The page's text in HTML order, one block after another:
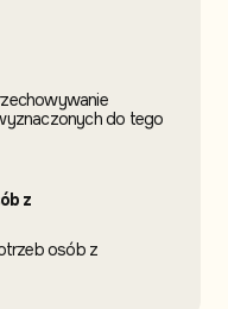
do tego
z
osób z